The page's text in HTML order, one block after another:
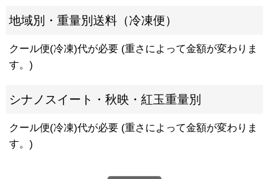
地域別・重量別送料（冷凍便）
クール便(冷凍)代が必要 (重さによって金額が変わりま
す。)
シナノスイート・秋映・紅玉重量別
クール便(冷凍)代が必要 (重さによって金額が変わりま
す。)